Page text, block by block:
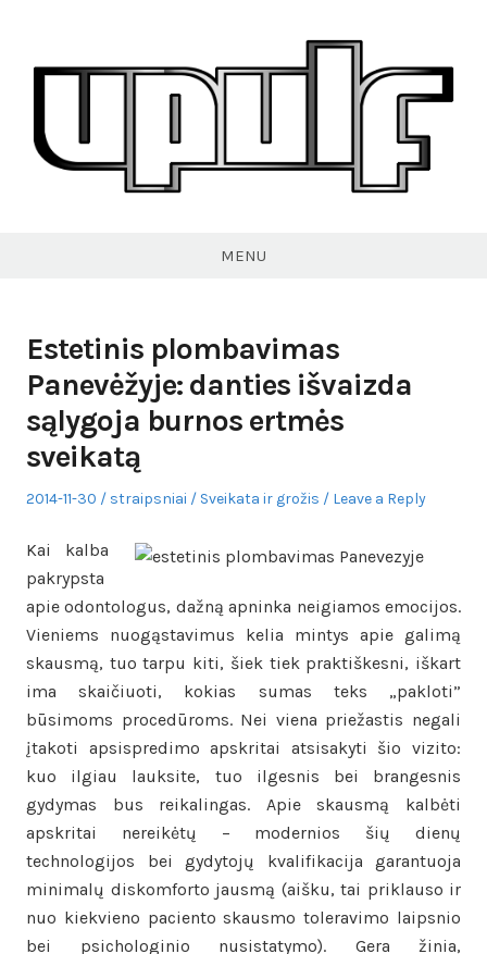
content
MENU
Estetinis plombavimas
Panevėžyje: danties išvaizda
sąlygoja burnos ertmės
sveikatą
Posted
2014-11-30 Author
straipsniai
Posted
Sveikata ir grožis Leave a Reply
Kai kalba
pakrypsta
apie odontologus, dažną apninka neigiamos emocijos.
Vieniems nuogąstavimus kelia mintys apie galimą
skausmą, tuo tarpu kiti, šiek tiek praktiškesni, iškart
ima skaičiuoti, kokias sumas teks „pakloti”
būsimoms procedūroms. Nei viena priežastis negali
įtakoti apsispredimo apskritai atsisakyti šio vizito:
kuo ilgiau lauksite, tuo ilgesnis bei brangesnis
gydymas bus reikalingas. Apie skausmą kalbėti
apskritai nereikėtų – modernios šių dienų
technologijos bei gydytojų kvalifikacija garantuoja
minimalų diskomforto jausmą (aišku, tai priklauso ir
nuo kiekvieno paciento skausmo toleravimo laipsnio
bei psichologinio nusistatymo). Gera žinia,